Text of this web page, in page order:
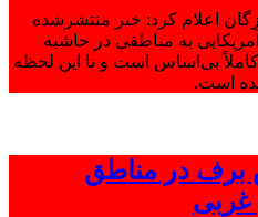
اعلام کرد: خبر منتشرشده
به مناطقی در حاشیه
بی‌اساس است و تا این لحظه
است.
برف در مناطق
غربی